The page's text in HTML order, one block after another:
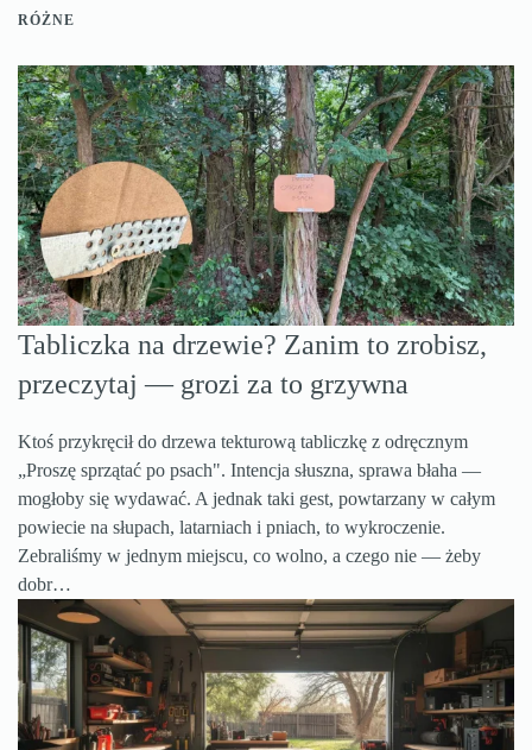
RÓŻNE
Tabliczka na drzewie? Zanim to zrobisz,
przeczytaj — grozi za to grzywna
Ktoś przykręcił do drzewa tekturową tabliczkę z odręcznym
„Proszę sprzątać po psach". Intencja słuszna, sprawa błaha —
mogłoby się wydawać. A jednak taki gest, powtarzany w całym
powiecie na słupach, latarniach i pniach, to wykroczenie.
Zebraliśmy w jednym miejscu, co wolno, a czego nie — żeby
dobr…